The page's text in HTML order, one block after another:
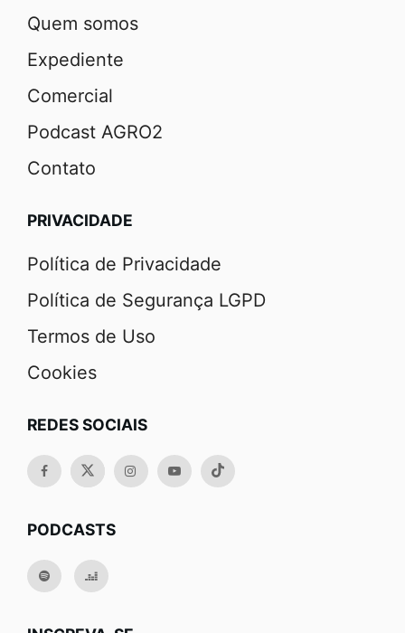
Quem somos
Expediente
Comercial
Podcast AGRO2
Contato
PRIVACIDADE
Política de Privacidade
Política de Segurança LGPD
Termos de Uso
Cookies
REDES SOCIAIS
PODCASTS